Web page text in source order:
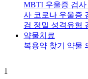
MBTI 우울증 검사
사 코로나 우울증
검 정밀 성격유형
약물치료
복용약 찾기 약물
1